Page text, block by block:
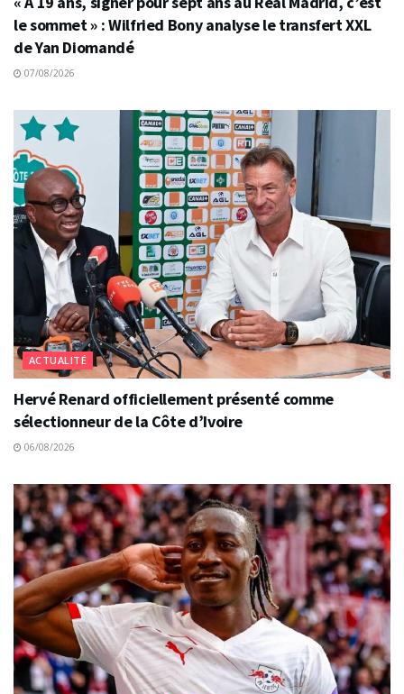
le sommet » : Wilfried Bony analyse le transfert XXL
de Yan Diomandé
07/08/2026
ACTUALITÉ
Hervé Renard officiellement présenté comme
sélectionneur de la Côte d’Ivoire
06/08/2026